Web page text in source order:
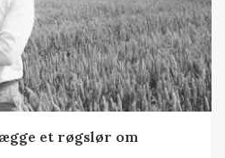
et røgslør om